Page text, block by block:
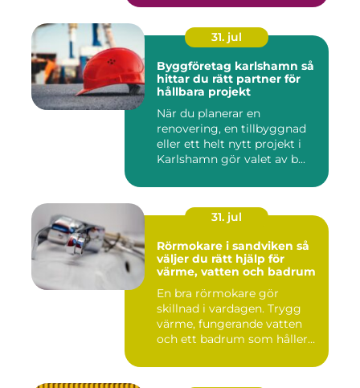
31. jul
Byggföretag karlshamn så
hittar du rätt partner för
hållbara projekt
När du planerar en
renovering, en tillbyggnad
eller ett helt nytt projekt i
Karlshamn gör valet av b...
31. jul
Rörmokare i sandviken så
väljer du rätt hjälp för
värme, vatten och badrum
En bra rörmokare gör
skillnad i vardagen. Trygg
värme, fungerande vatten
och ett badrum som håller